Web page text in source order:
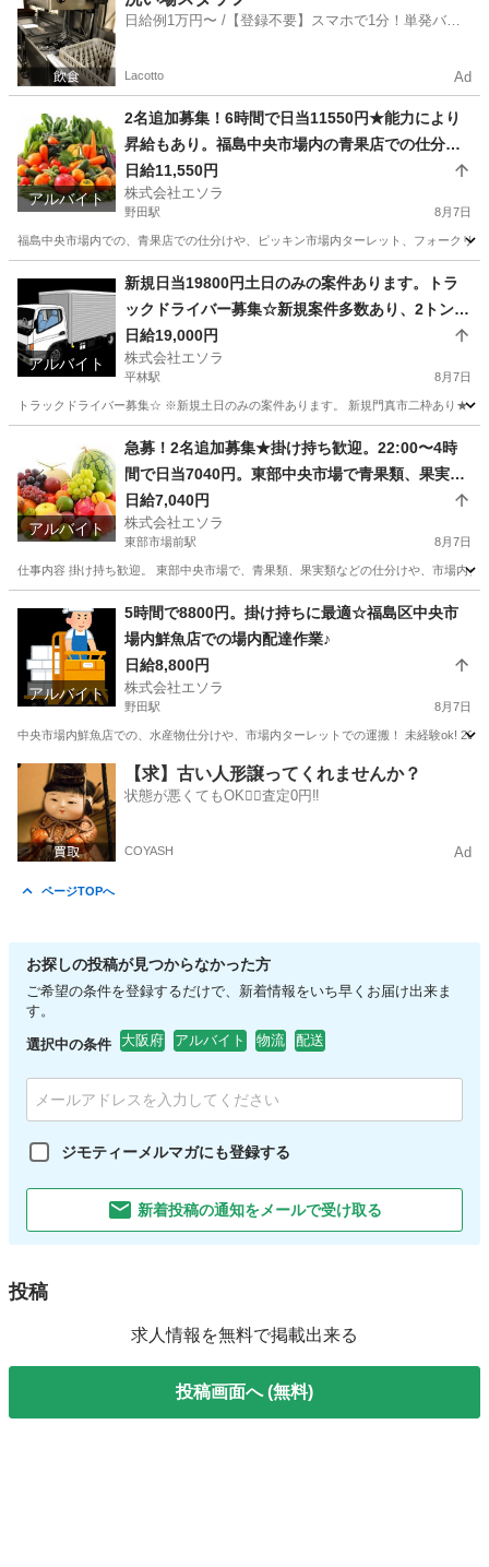
日給例1万円〜 /【登録不要】スマホで1分！単発バイ
Lacotto Ad
アルバイト
2名追加募集！6時間で日当11550円★能力により
昇給もあり。福島中央市場内の青果店での仕分
け、ピッキング、ターレット、フォークリフトに
よる運搬など。業務委託。掛け持ちok
日給11,550円
株式会社エソラ
野田駅 8月7日
福島中央市場内での、青果店での仕分けや、ピッキン市場内ターレット、フォークリ
野田駅
アルバイト
新規日当19800円土日のみの案件あります。トラ
ックドライバー募集☆新規案件多数あり、2トン〜
4トン、大型など。トラック代行運転。日当19,000
円など。 勤務地多数。門真市、大阪市、堺、東大
阪近郊など。2〜４トントラックでの企業配、給食
配送、廃油配送、建材の配送、水回り製品備品配
送など。
日給19,000円
株式会社エソラ
平林駅 8月7日
トラックドライバー募集☆ ※新規土日のみの案件あります。 新規門真市二枠あり★
平林駅 ドライバー 大型
アルバイト
急募！2名追加募集★掛け持ち歓迎。22:00〜4時
間で日当7040円。東部中央市場で青果類、果実類
などの仕分けや市場内ターレット、フォークリフ
トでの運搬ピッキングなど。業務委託
日給7,040円
株式会社エソラ
東部市場前駅 8月7日
仕事内容 掛け持ち歓迎。 東部中央市場で、青果類、果実類などの仕分けや、市場内
東部市場前駅 倉庫 フォークリフト
アルバイト
5時間で8800円。掛け持ちに最適☆福島区中央市
場内鮮魚店での場内配達作業♪
日給8,800円
株式会社エソラ
野田駅 8月7日
中央市場内鮮魚店での、水産物仕分けや、市場内ターレットでの運搬！ 未経験ok!
大阪 大阪市 野田駅 配送
【求】古い人形譲ってくれませんか？
状態が悪くてもOK🙆‍♀️査定0円‼️
COYASH Ad
ページTOPへ
お探しの投稿が見つからなかった方
ご希望の条件を登録するだけで、新着情報をいち早くお届け出来ま
す。
選択中の条件 大阪府 アルバイト 物流 配送
ジモティーメルマガにも登録する
新着投稿の通知をメールで受け取る
投稿
求人情報を無料で掲載出来る
投稿画面へ (無料)